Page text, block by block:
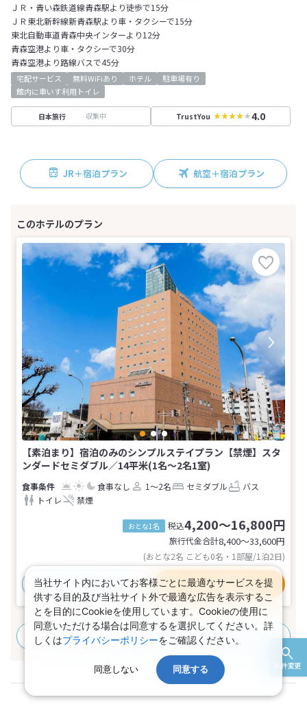
条件変更
ＪＲ・青い森鉄道線青森駅より徒歩で15分
ＪＲ東北新幹線新青森駅より車・タクシーで15分
東北自動車道青森中央インターより12分
青森空港より車・タクシーで30分
青森空港より路線バスで45分
宅配サービス 無料WiFiあり ホテル
駐車場有り
館内に車いす利用トイレ
日本旅行 収集中 TrustYou 4.0
JR＋宿泊プラン 航空＋宿泊プラン
【素泊まり】宿泊のみのシンプルステイプラン【禁煙】スタ
ンダードセミダブル／14平米(1名～2名1室)
食事なし 1～2名 セミダブル
バス
トイレ
禁煙
おとな1名 税込4,200～16,800円
旅行代金合計8,400〜33,600円
(おとな2名 こども0名・1部屋/1泊2日)
おすすめポイント プランの詳細
すべてのプランを見る (2プラン、14部屋タイプ)
当社サイト内においてお客様ごとに最適なサービスを提
供する目的及び当社サイト外で最適な広告を表示するこ
とを目的にCookieを使用しています。Cookieの使用に
同意いただける場合は同意するを選択してください。詳
しくはプライバシーポリシーをご確認ください。
同意しない 同意する